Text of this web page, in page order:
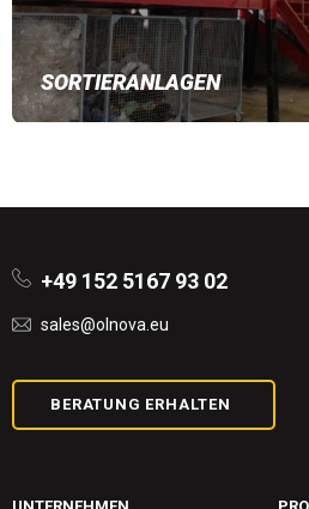
SORTIERANLAGEN
+49 152 5167 93 02
sales@olnova.eu
BERATUNG ERHALTEN